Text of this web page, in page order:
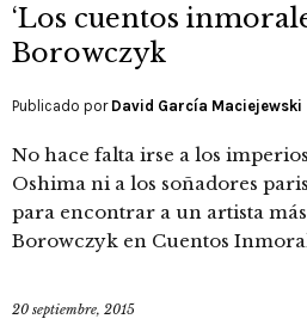
‘Los cuentos
Borowczyk
Publicado por David García Maciejewski
No hace falta irse a los
Oshima ni a los soñadores
para encontrar a un artista
Borowczyk en Cuentos
20 septiembre, 2015